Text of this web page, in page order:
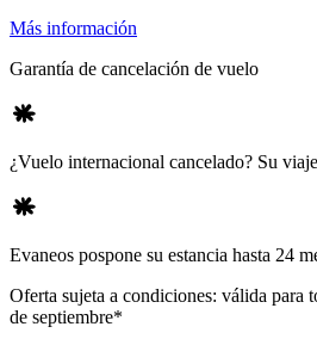
Más información
Garantía de cancelación de vuelo
¿Vuelo internacional cancelado? Su
Evaneos pospone su estancia hasta 24
Oferta sujeta a condiciones: válida para
de septiembre*